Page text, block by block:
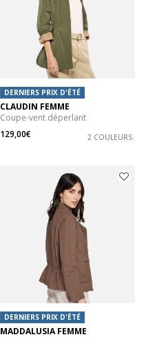
DERNIERS PRIX D'ÉTÉ
CLAUDIN FEMME
Coupe-vent déperlant
129,00€
2 COULEURS
DERNIERS PRIX D'ÉTÉ
MADDALUSIA FEMME